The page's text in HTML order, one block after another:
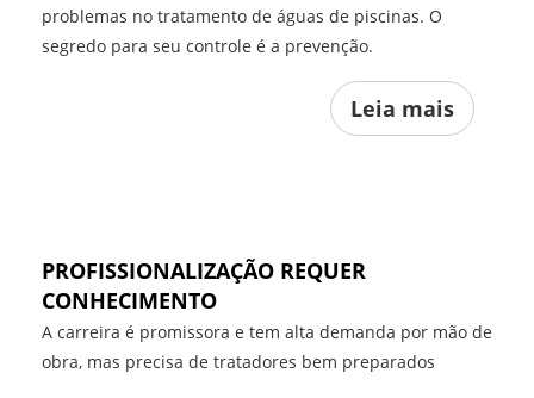
problemas no tratamento de águas de piscinas. O
segredo para seu controle é a prevenção.
Leia mais
PROFISSIONALIZAÇÃO REQUER
CONHECIMENTO
A carreira é promissora e tem alta demanda por mão de
obra, mas precisa de tratadores bem preparados